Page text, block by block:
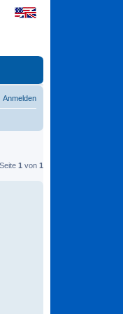
Anmelden
1 von 1